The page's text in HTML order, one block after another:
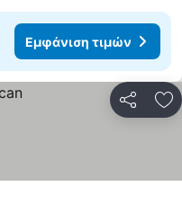
Εμφάνιση τιμών